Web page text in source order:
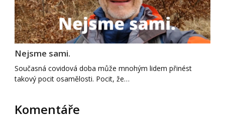
Nejsme sami.
Současná covidová doba může mnohým lidem přinést
takový pocit osamělosti. Pocit, že…
Komentáře